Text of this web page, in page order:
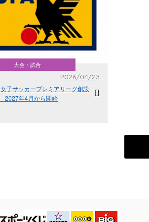
大会・試合
2026/04/23
子サッカープレミアリーグ創設
2027年4月から開始